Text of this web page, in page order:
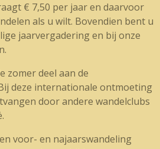
€ 7,50 per jaar en daarvoor
als u wilt. Bovendien bent u
jaarvergadering en bij onze
zomer deel aan de
deze internationale ontmoeting
door andere wandelclubs
voor- en najaarswandeling